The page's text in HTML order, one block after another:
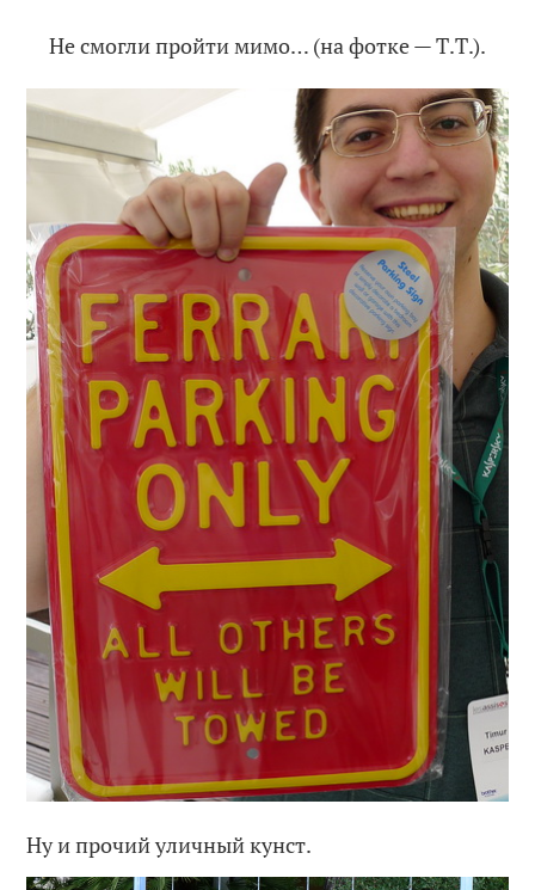
Не смогли пройти мимо… (на фотке — Т.Т.).
Ну и прочий уличный кунст.